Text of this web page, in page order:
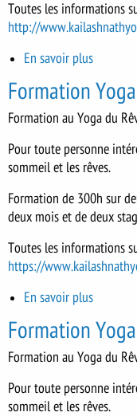
Toutes les informations
http://
En savoir plus
Formation
Formation au Yoga du
Pour toute personne
sommeil et les rêves.
Formation de 300h sur
deux mois et de deux
Toutes les informations
https://
En savoir plus
Yoga
Nidra
Formation
Formation au Yoga du
Pour toute personne
sommeil et les rêves.